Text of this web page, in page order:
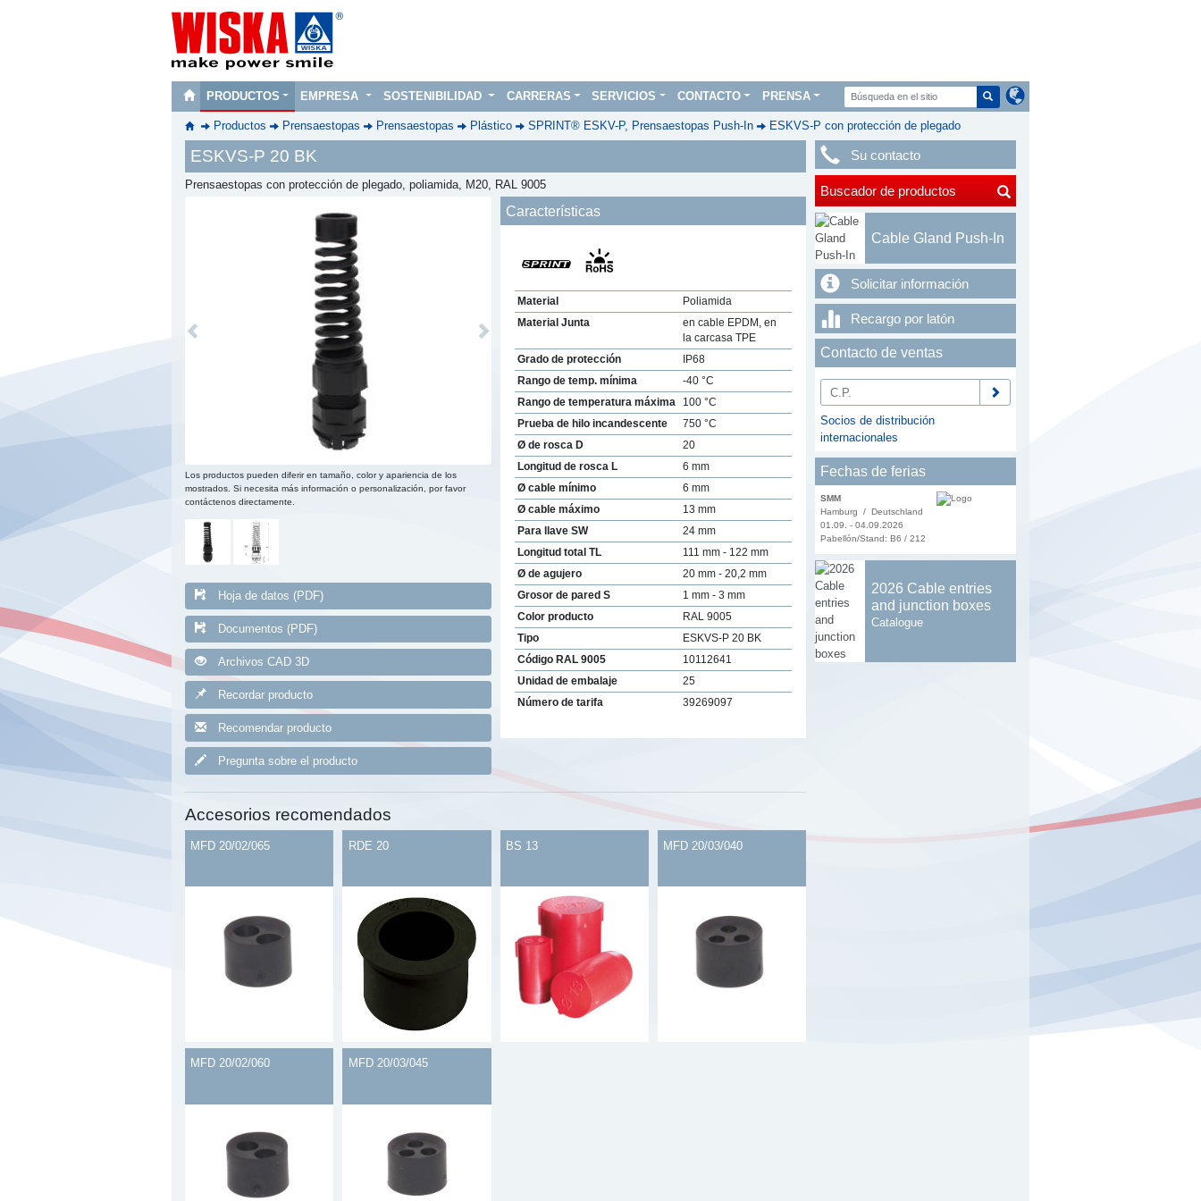
PRODUCTOS EMPRESA SOSTENIBILIDAD CARRERAS SERVICIOS CONTACTO PRENSA
Productos Prensaestopas Prensaestopas Plástico SPRINT® ESKV-P, Prensaestopas Push-In ESKVS-P con protección de plegado
ESKVS-P 20 BK
Prensaestopas con protección de plegado, poliamida, M20, RAL 9005
Previous Next
Los productos pueden diferir en tamaño, color y apariencia de los
mostrados. Si necesita más información o personalización, por favor
contáctenos directamente.
Hoja de datos (PDF)
Documentos (PDF)
Archivos CAD 3D
Recordar producto
Recomendar producto
Pregunta sobre el producto
Características
Material
Poliamida
Material Junta
en cable EPDM, en
la carcasa TPE
Grado de protección
IP68
Rango de temp. mínima
-40 °C
Rango de temperatura máxima
100 °C
Prueba de hilo incandescente
750 °C
Ø de rosca D
20
Longitud de rosca L
6 mm
Ø cable mínimo
6 mm
Ø cable máximo
13 mm
Para llave SW
24 mm
Longitud total TL
111 mm - 122 mm
Ø de agujero
20 mm - 20,2 mm
Grosor de pared S
1 mm - 3 mm
Color producto
RAL 9005
Tipo
ESKVS-P 20 BK
Código RAL 9005
10112641
Unidad de embalaje
25
Número de tarifa
39269097
Accesorios recomendados
MFD 20/02/065 RDE 20 BS 13 MFD 20/03/040
MFD 20/02/060 MFD 20/03/045
Su contacto
Buscador de productos
Cable Gland Push-In
Solicitar información
Recargo por latón
Contacto de ventas
Socios de distribución
internacionales
Fechas de ferias
SMM
Hamburg / Deutschland
01.09. - 04.09.2026
Pabellón/Stand: B6 / 212
2026 Cable entries
and junction boxes
Catalogue